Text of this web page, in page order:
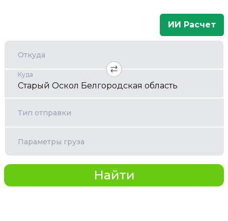
ИИ Расчет
Откуда
Куда
Тип отправки
Параметры груза
Найти